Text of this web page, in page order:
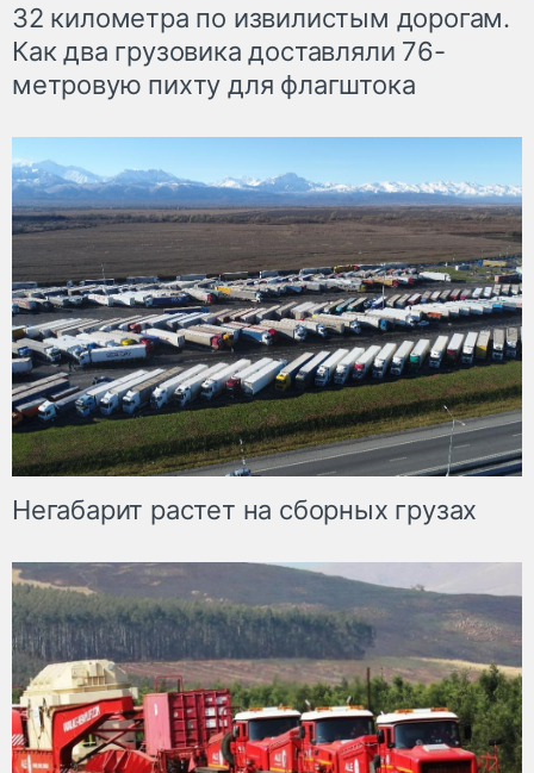
32 километра по извилистым дорогам.
Как два грузовика доставляли 76-
метровую пихту для флагштока
Негабарит растет на сборных грузах